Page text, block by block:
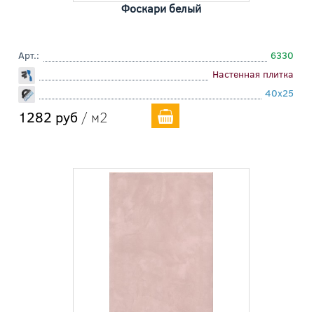
Фоскари белый
Арт.:
6330
Настенная плитка
40x25
1282 руб / м2